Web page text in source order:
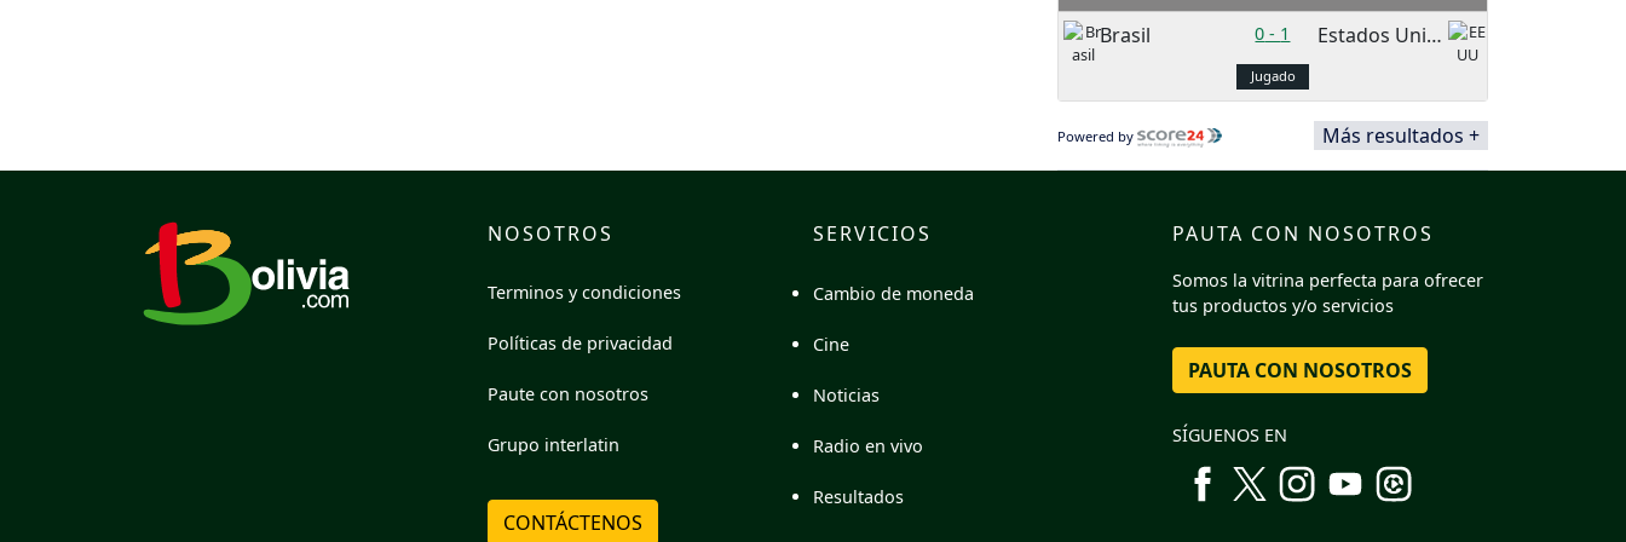
Brasil 0 - 1 Estados Unidos
Jugado
Powered by Más resultados +
NOSOTROS
Terminos y condiciones
Políticas de privacidad
Paute con nosotros
Grupo interlatin
CONTÁCTENOS
SERVICIOS
Cambio de moneda
Cine
Noticias
Radio en vivo
Resultados
PAUTA CON NOSOTROS
Somos la vitrina perfecta para ofrecer
tus productos y/o servicios
PAUTA CON NOSOTROS
SÍGUENOS EN